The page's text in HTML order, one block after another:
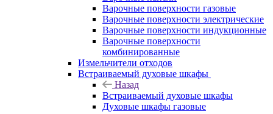
Варочные поверхности газовые
Варочные поверхности электрические
Варочные поверхности индукционные
Варочные поверхности
комбинированные
Измельчители отходов
Встраиваемый духовые шкафы
Назад
Встраиваемый духовые шкафы
Духовые шкафы газовые